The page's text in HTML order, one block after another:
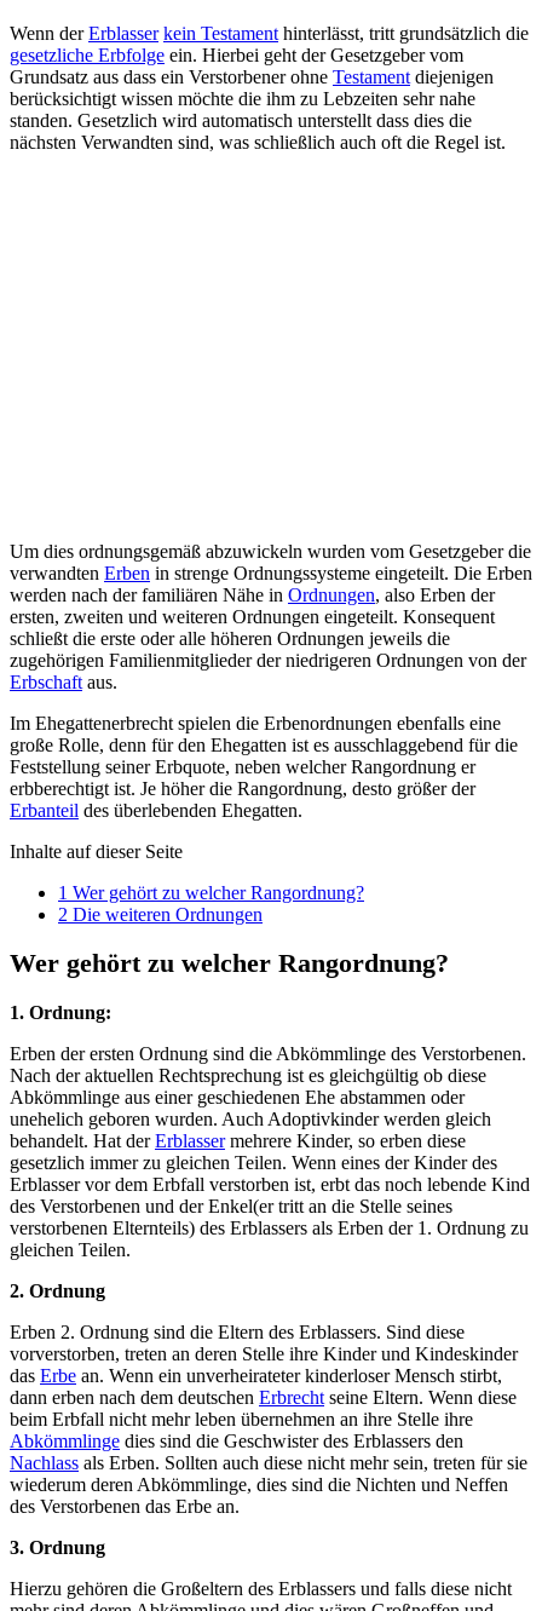
Wenn derErblasser kein Testament hinterlässt, tritt grundsätzlich die
gesetzliche Erbfolge ein. Hierbei geht der Gesetzgeber vom
Grundsatz aus dass ein Verstorbener ohne Testament diejenigen
berücksichtigt wissen möchte die ihm zu Lebzeiten sehr nahe
standen. Gesetzlich wird automatisch unterstellt dass dies die
nächsten Verwandten sind, was schließlich auch oft die Regel ist.
Um dies ordnungsgemäß abzuwickeln wurden vom Gesetzgeber die
verwandten Erben in strenge Ordnungssysteme eingeteilt. Die Erben
werden nach der familiären Nähe in Ordnungen, also Erben der
ersten, zweiten und weiteren Ordnungen eingeteilt. Konsequent
schließt die erste oder alle höheren Ordnungen jeweils die
zugehörigen Familienmitglieder der niedrigeren Ordnungen von der
Erbschaft aus.
Im Ehegattenerbrecht spielen die Erbenordnungen ebenfalls eine
große Rolle, denn für den Ehegatten ist es ausschlaggebend für die
Feststellung seiner Erbquote, neben welcher Rangordnung er
erbberechtigt ist. Je höher die Rangordnung, desto größer der
Erbanteil des überlebenden Ehegatten.
Inhalte auf dieser Seite
1 Wer gehört zu welcher Rangordnung?
2 Die weiteren Ordnungen
Wer gehört zu welcher Rangordnung?
1. Ordnung:
Erben der ersten Ordnung sind die Abkömmlinge des Verstorbenen.
Nach der aktuellen Rechtsprechung ist es gleichgültig ob diese
Abkömmlinge aus einer geschiedenen Ehe abstammen oder
unehelich geboren wurden. Auch Adoptivkinder werden gleich
behandelt. Hat derErblassermehrere Kinder, so erben diese
gesetzlich immer zu gleichen Teilen. Wenn eines der Kinder des
Erblasser vor dem Erbfall verstorben ist, erbt das noch lebende Kind
des Verstorbenen und der Enkel(er tritt an die Stelle seines
verstorbenen Elternteils) des Erblassers als Erben der 1. Ordnung zu
gleichen Teilen.
2. Ordnung
Erben 2. Ordnung sind die Eltern des Erblassers. Sind diese
vorverstorben, treten an deren Stelle ihre Kinder und Kindeskinder
das Erbe an. Wenn ein unverheirateter kinderloser Mensch stirbt,
dann erben nach dem deutschen Erbrecht seine Eltern. Wenn diese
beim Erbfall nicht mehr leben übernehmen an ihre Stelle ihre
Abkömmlinge dies sind die Geschwister des Erblassers den
Nachlass als Erben. Sollten auch diese nicht mehr sein, treten für sie
wiederum deren Abkömmlinge, dies sind die Nichten und Neffen
des Verstorbenen das Erbe an.
3. Ordnung
Hierzu gehören die Großeltern des Erblassers und falls diese nicht